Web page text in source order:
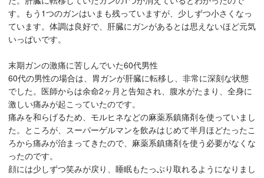
す。もう1つのガンはいまも残っていますが、少しずつ小さくなっ
ています。体調は良好で、肝臓にガンがあるとは思えないほど元気
いっぱいです。
末期ガンの激痛に苦しんでいた60代男性
60代の男性の場合は、胃ガンが肝臓に転移し、非常に深刻な状態
でした。医師からは余命2ヶ月と告知され、腹水がたまり、全身に
激しい痛みが起こっていたのです。
痛みを和らげるため、モルヒネなどの麻薬系鎮痛剤を使っていまし
た。ところが、スーパーゲルマンを飲みはじめて半月ほどたったこ
ろから痛みが治まってきたので、麻薬系鎮痛剤を使う必要がなくな
ったのです。
顔には少しずつ笑みが戻り、睡眠もたっぶり取れるようになりまし